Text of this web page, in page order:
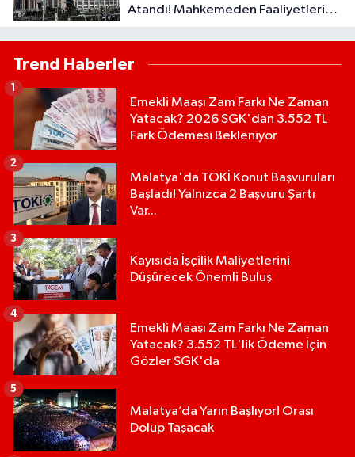
Atandı! Mahkemeden Faaliyetleri
Durdurma Kararı..
Trend Haberler
Emekli Maaşı Zam Farkı Ne Zaman
Yatacak? 2026 SGK'dan 3.552 TL
Fark Ödemesi Bekleniyor
1
Malatya'da TOKİ Konut Başvuruları
Başladı! Yalnızca 2 Başvuru Şartı
Var...
2
Kayısıda İşçilik Maliyetlerini
Düşürecek Önemli Buluş
3
Emekli Maaşı Zam Farkı Ne Zaman
Yatacak? 3.552 TL'lik Ödeme İçin
Gözler SGK'da
4
Malatya’da Yarın Başlıyor! Orası
Dolup Taşacak
5